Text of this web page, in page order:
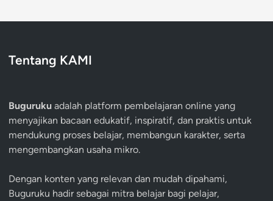
Tentang KAMI
Buguruku adalah platform pembelajaran online yang
menyajikan bacaan edukatif, inspiratif, dan praktis untuk
mendukung proses belajar, membangun karakter, serta
mengembangkan usaha mikro.
Dengan konten yang relevan dan mudah dipahami,
Buguruku hadir sebagai mitra belajar bagi pelajar,